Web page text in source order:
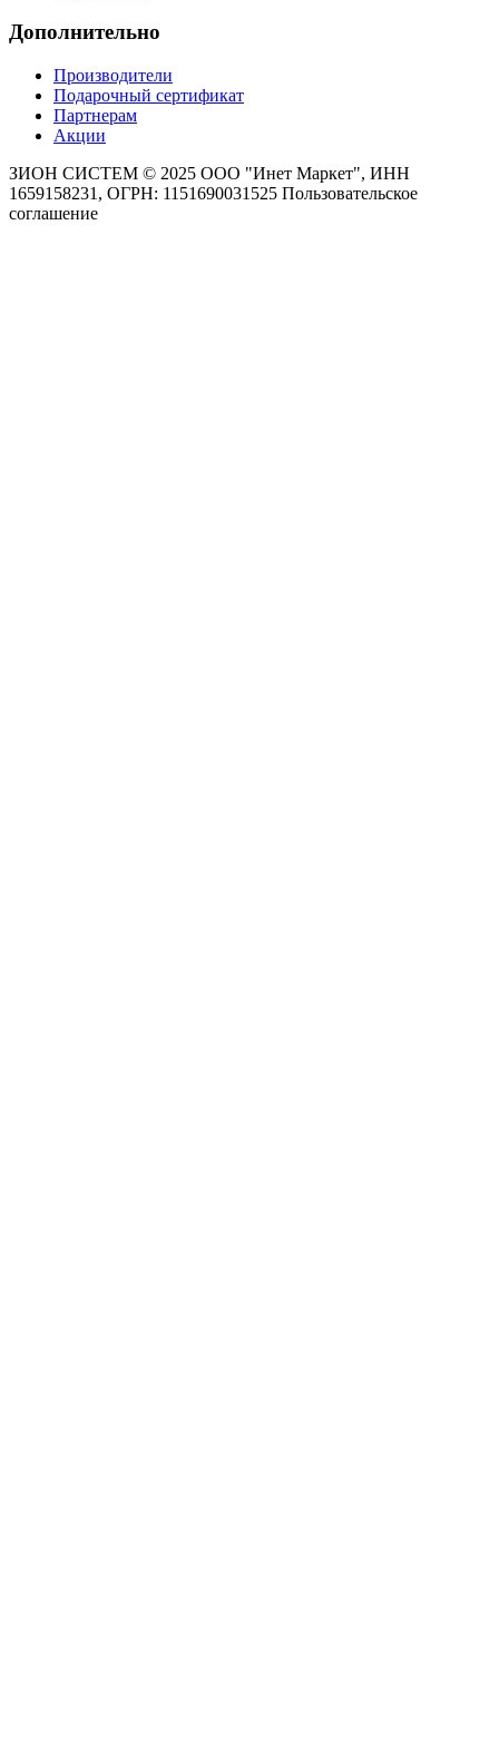
Дополнительно
Производители
Подарочный сертификат
Партнерам
Акции
ЗИОН СИСТЕМ © 2025 ООО "Инет Маркет", ИНН
1659158231, ОГРН: 1151690031525 Пользовательское
соглашение